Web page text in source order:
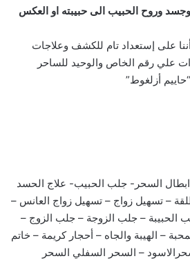
وروح الحبيب الى حبيبته او العكس
على إستعداد تام للكشف وعلاجات
علي رقم الخاص والوحيد للساحر
أزلغوط”
السحر- جلب الحبيب- علاج الحسد
– تسهيل زواج – تسهيل زواج العانس –
الحبيبة – جلب الزوجة – جلب الزوج –
– الهيبة والجاه – أحجار كريمة – خاتم
– السحر السفلي السحر